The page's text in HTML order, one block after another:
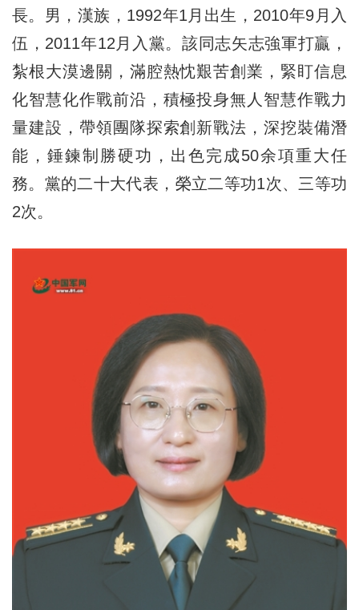
長。男，漢族，1992年1月出生，2010年9月入
伍，2011年12月入黨。該同志矢志強軍打贏，
紮根大漠邊關，滿腔熱忱艱苦創業，緊盯信息
化智慧化作戰前沿，積極投身無人智慧作戰力
量建設，帶領團隊探索創新戰法，深挖裝備潛
能，錘鍊制勝硬功，出色完成50余項重大任
務。黨的二十大代表，榮立二等功1次、三等功
2次。